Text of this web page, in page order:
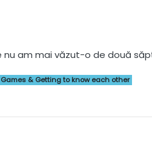
am mai văzut-o de două
& Getting to know each other